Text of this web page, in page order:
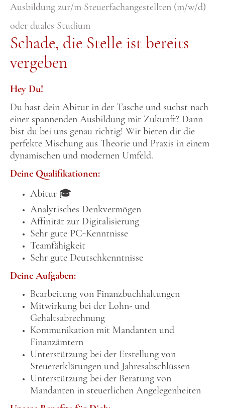
Ausbildung zur/m Steuerfachangestellten (m/w/d)
oder duales Studium
Schade, die Stelle ist bereits
vergeben
Hey Du!
Du hast dein Abitur in der Tasche und suchst nach
einer spannenden Ausbildung mit Zukunft? Dann
bist du bei uns genau richtig! Wir bieten dir die
perfekte Mischung aus Theorie und Praxis in einem
dynamischen und modernen Umfeld.
Deine Qualifikationen:
Abitur 🎓
Analytisches Denkvermögen
Affinität zur Digitalisierung
Sehr gute PC-Kenntnisse
Teamfähigkeit
Sehr gute Deutschkenntnisse
Deine Aufgaben:
Bearbeitung von Finanzbuchhaltungen
Mitwirkung bei der Lohn- und
Gehaltsabrechnung
Kommunikation mit Mandanten und
Finanzämtern
Unterstützung bei der Erstellung von
Steuererklärungen und Jahresabschlüssen
Unterstützung bei der Beratung von
Mandanten in steuerlichen Angelegenheiten